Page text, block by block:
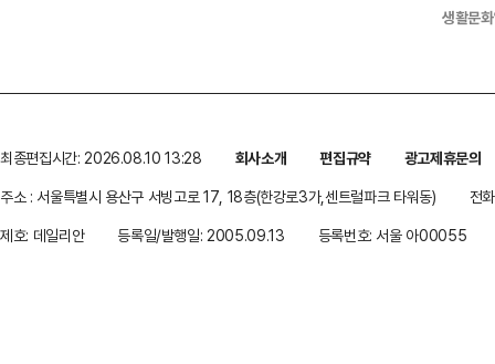
생활문
최종편집시간: 2026.08.10 13:28 회사소개 편집규약
광고제휴문의
주소 : 서울특별시 용산구 서빙고로 17, 18층(한강로3가,센트럴파크 타워동)
전
제호: 데일리안
등록일/발행일: 2005.09.13 등록번호: 서울 아00055